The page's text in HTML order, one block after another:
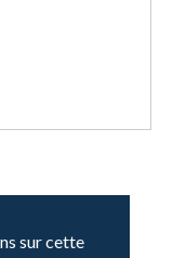
sur cette